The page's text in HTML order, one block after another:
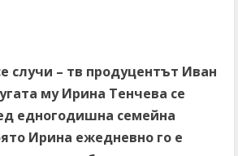
случи – тв продуцентът Иван
му Ирина Тенчева се
едногодишна семейна
Ирина ежедневно го е